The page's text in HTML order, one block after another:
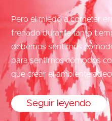
Pero el miedo a cometer
frenado durante tanto
debemos sentirnos
para sentirnos cómodos
que crear el ambiente
Seguir leyendo